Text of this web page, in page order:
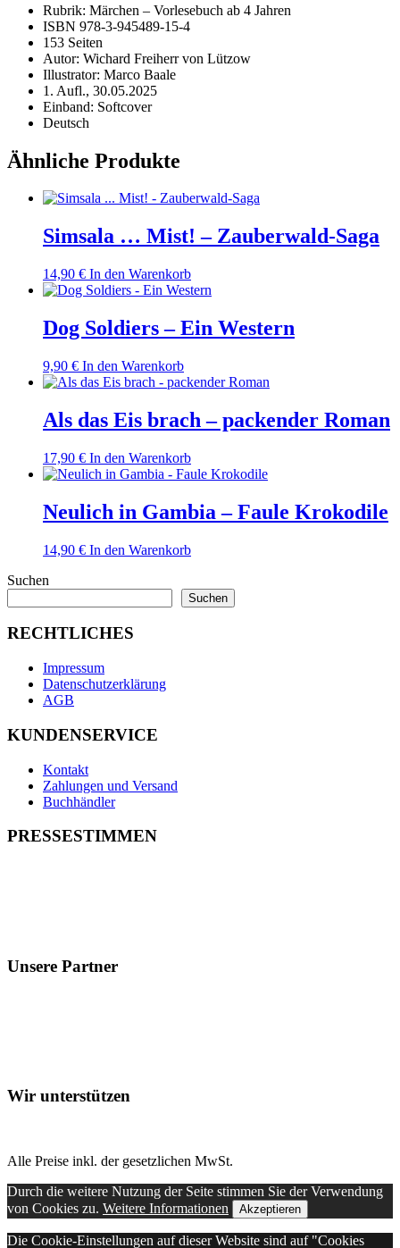
Rubrik: Märchen – Vorlesebuch ab 4 Jahren
ISBN 978-3-945489-15-4
153 Seiten
Autor: Wichard Freiherr von Lützow
Illustrator: Marco Baale
1. Aufl., 30.05.2025
Einband: Softcover
Deutsch
Ähnliche Produkte
Simsala … Mist! – Zauberwald-Saga
14,90 € In den Warenkorb
Dog Soldiers – Ein Western
9,90 € In den Warenkorb
Als das Eis brach – packender Roman
17,90 € In den Warenkorb
Neulich in Gambia – Faule Krokodile
14,90 € In den Warenkorb
Suchen
Suchen
RECHTLICHES
Impressum
Datenschutzerklärung
AGB
KUNDENSERVICE
Kontakt
Zahlungen und Versand
Buchhändler
PRESSESTIMMEN
Unsere Partner
Wir unterstützen
Alle Preise inkl. der gesetzlichen MwSt.
Durch die weitere Nutzung der Seite stimmen Sie der Verwendung
von Cookies zu. Weitere Informationen Akzeptieren
Die Cookie-Einstellungen auf dieser Website sind auf "Cookies